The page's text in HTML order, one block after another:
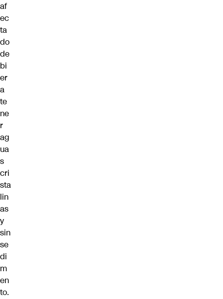
af
ec
ta
do
de
bi
er
a
te
ne
r
ag
ua
s
cri
sta
lin
as
y
sin
se
di
m
en
to.